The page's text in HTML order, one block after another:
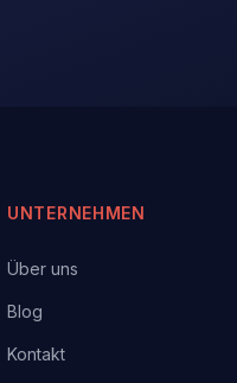
UNTERNEHMEN
Über uns
Blog
Kontakt